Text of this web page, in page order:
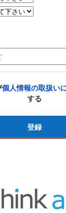
個人情報の取扱い
する